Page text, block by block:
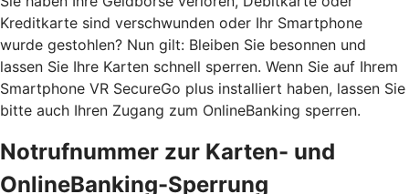
Kreditkarte sind verschwunden oder Ihr Smartphone
wurde gestohlen? Nun gilt: Bleiben Sie besonnen und
lassen Sie Ihre Karten schnell sperren. Wenn Sie auf Ihrem
Smartphone VR SecureGo plus installiert haben, lassen Sie
bitte auch Ihren Zugang zum OnlineBanking sperren.
Notrufnummer zur Karten- und
OnlineBanking-Sperrung